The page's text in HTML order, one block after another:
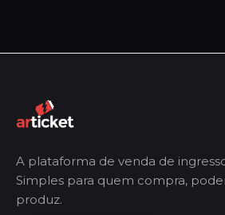
A plataforma de venda de
Simples para quem compra,
produz.